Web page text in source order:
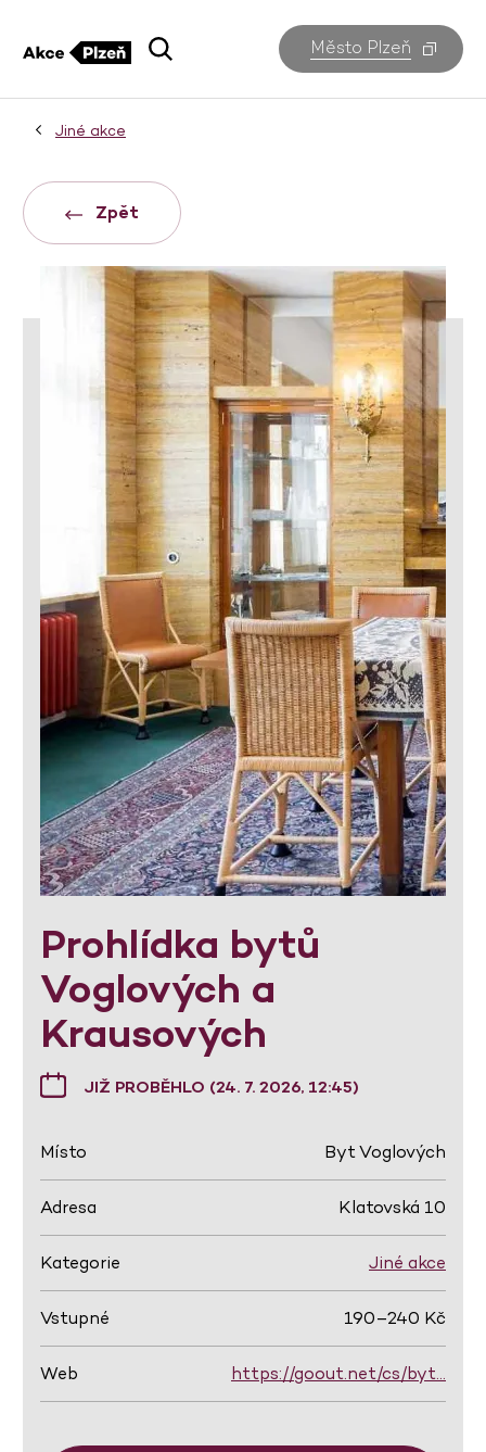
Město Plzeň
Jiné akce
Zpět
Prohlídka bytů
Voglových a
Krausových
JIŽ PROBĚHLO (24. 7. 2026, 12:45)
Místo Byt Voglových
Adresa Klatovská 10
Kategorie Jiné akce
Vstupné 190–240 Kč
Web https://goout.net/cs/byt…